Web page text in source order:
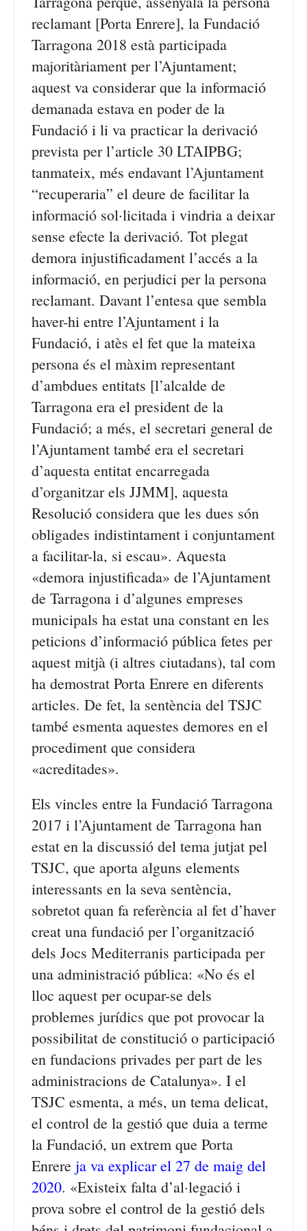
reclamant [Porta Enrere], la Fundació
Tarragona 2018 està participada
majoritàriament per l’Ajuntament;
aquest va considerar que la informació
demanada estava en poder de la
Fundació i li va practicar la derivació
prevista per l’article 30 LTAIPBG;
tanmateix, més endavant l’Ajuntament
“recuperaria” el deure de facilitar la
informació sol·licitada i vindria a deixar
sense efecte la derivació. Tot plegat
demora injustificadament l’accés a la
informació, en perjudici per la persona
reclamant. Davant l’entesa que sembla
haver-hi entre l’Ajuntament i la
Fundació, i atès el fet que la mateixa
persona és el màxim representant
d’ambdues entitats [l’alcalde de
Tarragona era el president de la
Fundació; a més, el secretari general de
l’Ajuntament també era el secretari
d’aquesta entitat encarregada
d’organitzar els JJMM], aquesta
Resolució considera que les dues són
obligades indistintament i conjuntament
a facilitar-la, si escau». Aquesta
«demora injustificada» de l’Ajuntament
de Tarragona i d’algunes empreses
municipals ha estat una constant en les
peticions d’informació pública fetes per
aquest mitjà (i altres ciutadans), tal com
ha demostrat Porta Enrere en diferents
articles. De fet, la sentència del TSJC
també esmenta aquestes demores en el
procediment que considera
«acreditades».
Els vincles entre la Fundació Tarragona
2017 i l’Ajuntament de Tarragona han
estat en la discussió del tema jutjat pel
TSJC, que aporta alguns elements
interessants en la seva sentència,
sobretot quan fa referència al fet d’haver
creat una fundació per l’organització
dels Jocs Mediterranis participada per
una administració pública: «No és el
lloc aquest per ocupar-se dels
problemes jurídics que pot provocar la
possibilitat de constitució o participació
en fundacions privades per part de les
administracions de Catalunya». I el
TSJC esmenta, a més, un tema delicat,
el control de la gestió que duia a terme
la Fundació, un extrem que Porta
Enrere ja va explicar el 27 de maig del
2020. «Existeix falta d’al·legació i
prova sobre el control de la gestió dels